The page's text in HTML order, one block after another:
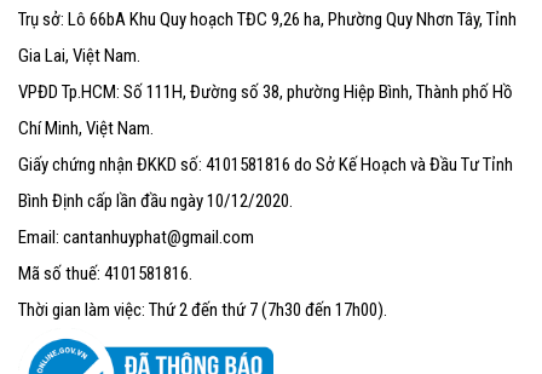
Trụ sở: Lô 66bA Khu Quy hoạch TĐC 9,26 ha, Phường Quy Nhơn Tây, Tỉnh
Gia Lai, Việt Nam.
VPĐD Tp.HCM: Số 111H, Đường số 38, phường Hiệp Bình, Thành phố Hồ
Chí Minh, Việt Nam.
Giấy chứng nhận ĐKKD số: 4101581816 do Sở Kế Hoạch và Đầu Tư Tỉnh
Bình Định cấp lần đầu ngày 10/12/2020.
Email: cantanhuyphat@gmail.com
Mã số thuế: 4101581816.
Thời gian làm việc: Thứ 2 đến thứ 7 (7h30 đến 17h00).